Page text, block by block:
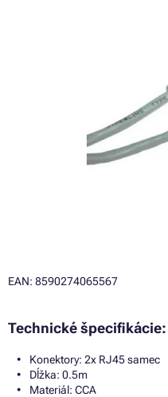
EAN: 8590274065567
Technické špecifikácie:
Konektory: 2x RJ45 samec
Dĺžka: 0.5m
Materiál: CCA